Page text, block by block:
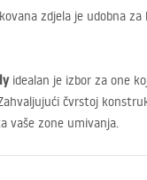
zdjela je udobna
idealan je izbor za one
čvrstoj
vaše zone umivanja.